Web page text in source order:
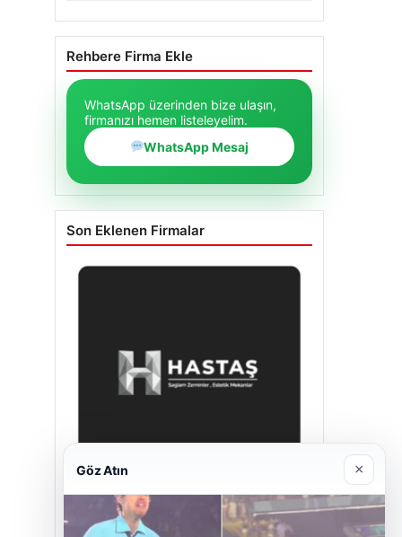
Rehbere Firma Ekle
WhatsApp üzerinden bize ulaşın,
firmanızı hemen listeleyelim.
WhatsApp Mesaj
Son Eklenen Firmalar
Hastaş Beton
Göz Atın ×